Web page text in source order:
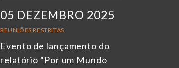
05 DEZEMBRO 2025
REUNIÕES RESTRITAS
Evento de lançamento do
relatório “Por um Mundo